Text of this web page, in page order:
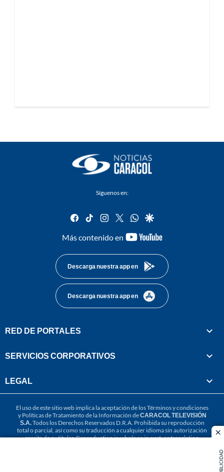
PUBLICIDAD
Síguenos en:
facebook
tiktok instagram
twitterwhatsapp
google
Más contenido en
youtube-
Descarga nuestra app en
Descarga nuestra app en
RED DE PORTALES
SERVICIOS CORPORATIVOS
LEGAL
El uso de este sitio web implica la aceptación de losTérminos y condiciones
y Políticas de Tratamiento de la Información deCARACOL TELEVISIÓN
S.A.Todos los Derechos Reservados D.R.A. Prohibida su reproducción
total o parcial, así como su traducción a cualquier idioma sin autorización
escrita de su titular. Reproduction in whole or in part, or translation